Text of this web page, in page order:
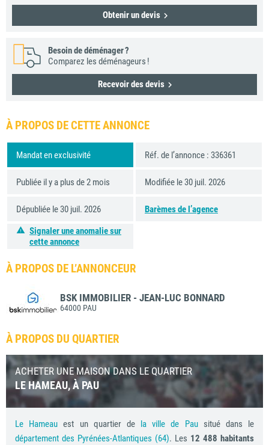
Obtenir un devis
Besoin de déménager ?
Comparez les déménageurs !
Recevoir des devis
À PROPOS DE CETTE ANNONCE
Mandat en exclusivité Réf. de l’annonce : 336361
Publiée il y a plus de 2 mois Modifiée le 30 juil. 2026
Dépubliée le 30 juil. 2026 Barèmes de l’agence
Signaler une anomalie sur
cette annonce
À PROPOS DE L’ANNONCEUR
BSK IMMOBILIER - JEAN-LUC BONNARD
64000 PAU
À PROPOS DU QUARTIER
ACHETER UNE MAISON DANS LE QUARTIER
LE HAMEAU, À PAU
Le Hameau est un quartier de la ville de Pausitué dans le
département des Pyrénées-Atlantiques (64). Les 12 488 habitants